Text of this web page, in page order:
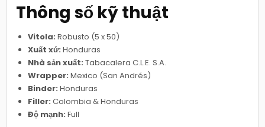
Thông số kỹ thuật
Vitola: Robusto (5 x 50)
Xuất xứ: Honduras
Nhà sản xuất: Tabacalera C.L.E. S.A.
Wrapper: Mexico (San Andrés)
Binder: Honduras
Filler: Colombia & Honduras
Độ mạnh: Full